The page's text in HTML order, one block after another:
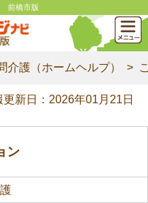
前橋市版
介護（ホームヘルプ）
更新日：2026年01月21日
ン